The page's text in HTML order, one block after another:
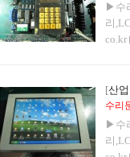
▶수
리
[산
수리
▶수
리